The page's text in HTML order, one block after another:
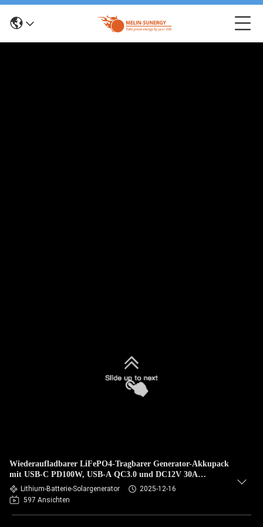
Wiederaufladbarer LiFePO4-Tragbarer Generator-Akkupack
mit USB-C PD100W, USB-A QC3.0 und DC12V 30A
Ausgängen
Lithium-Batterie-Solargenerator
2025-12-16
597 Ansichten